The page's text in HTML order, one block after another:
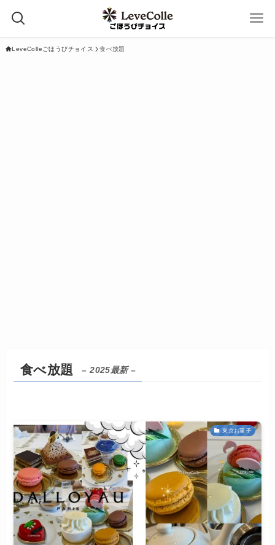
LeveColleごほうびチョイス 食べ放題
食べ放題 – 2025最新 –
東京お菓子